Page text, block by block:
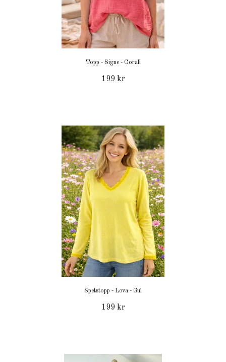
Topp - Signe - Corall
199 kr
Spetstopp - Lova - Gul
199 kr